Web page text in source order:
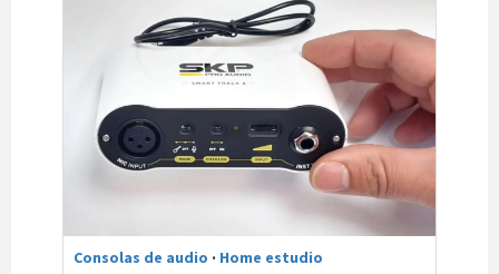
Consolas de audio · Home estudio